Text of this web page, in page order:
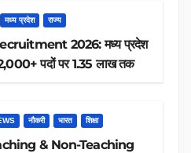
मध्य प्रदेश राज्य
2026: मध्य प्रदेश
पदों पर 1.35 लाख तक
नौकरी भारत शिक्षा
& Non-Teaching